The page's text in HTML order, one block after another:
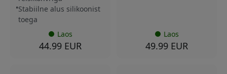
Stabiilne alus silikoonist
toega
Laos
44.99 EUR
Laos
49.99 EUR